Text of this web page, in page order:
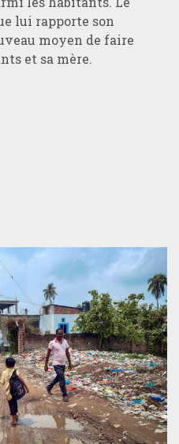
lui rapporte son
moyen de faire
et sa mère.